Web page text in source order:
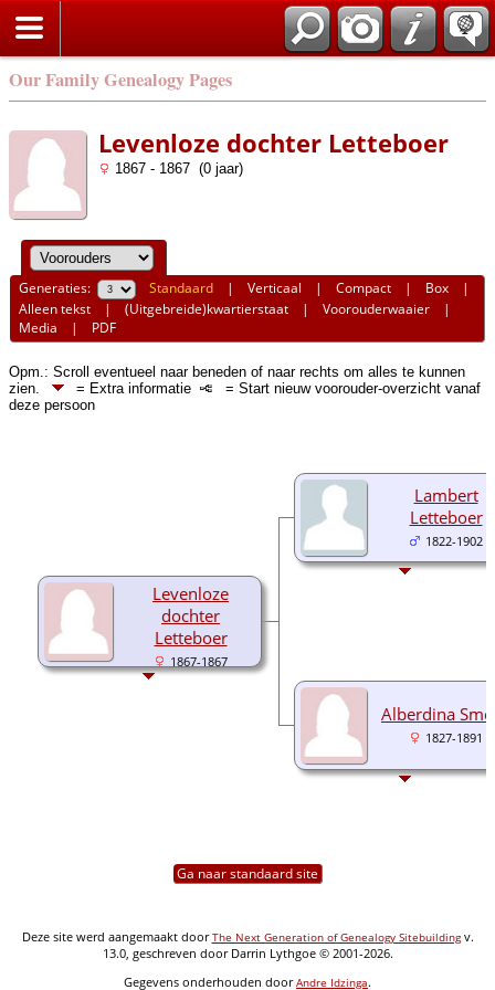
Our Family Genealogy Pages
Levenloze dochter Letteboer
1867 - 1867 (0 jaar)
Generaties: Standaard |Verticaal |Compact | Box |
Alleen tekst |(Uitgebreide)kwartierstaat |Voorouderwaaier |
Media | PDF
Opm.: Scroll eventueel naar beneden of naar rechts om alles te kunnen
zien.
= Extra informatie
= Start nieuw voorouder-overzicht vanaf
deze persoon
Levenloze
dochter
Letteboer
1867-1867
Lambert
Letteboer
1822-1902
Alberdina
1827-1891
Ga naar standaard site
Deze site werd aangemaakt doorThe Next Generation of Genealogy Sitebuildingv.
13.0, geschreven door Darrin Lythgoe © 2001-2026.
Gegevens onderhouden doorAndre Idzinga.